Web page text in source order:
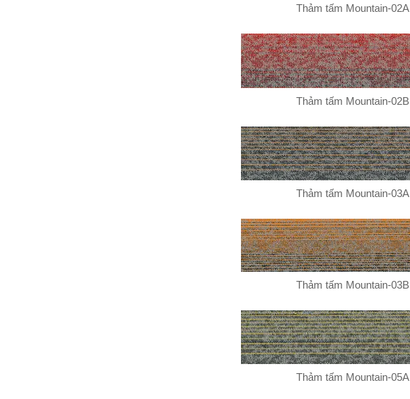
Thảm tấm Mountain-02A
Thảm tấm Mountain-02B
Thảm tấm Mountain-03A
Thảm tấm Mountain-03B
Thảm tấm Mountain-05A